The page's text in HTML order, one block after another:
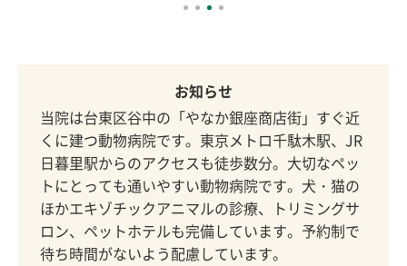
お知らせ
当院は台東区谷中の「やなか銀座商店街」すぐ近
くに建つ動物病院です。東京メトロ千駄木駅、JR
日暮里駅からのアクセスも徒歩数分。大切なペッ
トにとっても通いやすい動物病院です。犬・猫の
ほかエキゾチックアニマルの診療、トリミングサ
ロン、ペットホテルも完備しています。予約制で
待ち時間がないよう配慮しています。